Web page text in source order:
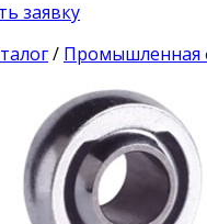
заявку
/ Промышленная